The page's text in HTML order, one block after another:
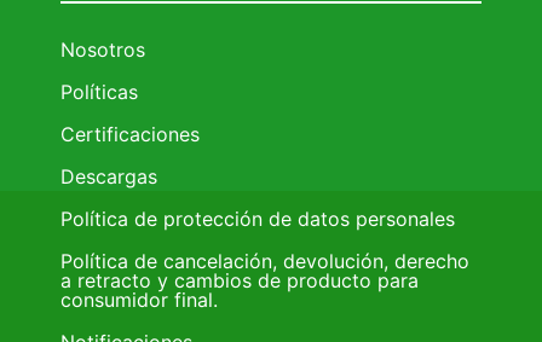
Nosotros
Políticas
Certificaciones
Descargas
Política de protección de datos personales
Política de cancelación, devolución, derecho
a retracto y cambios de producto para
consumidor final.